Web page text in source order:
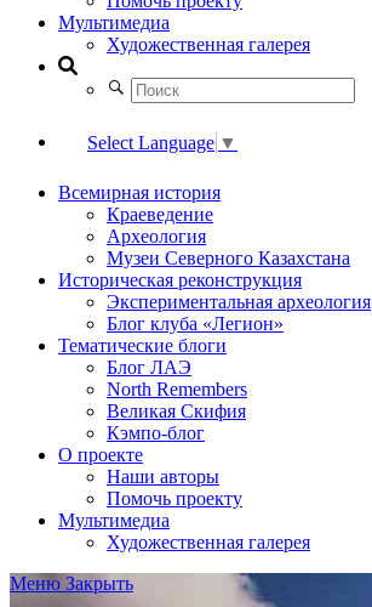
Мультимедиа
Художественная галерея
Select Language ▼
Всемирная история
Краеведение
Археология
Музеи Северного Казахстана
Историческая реконструкция
Экспериментальная археология
Блог клуба «Легион»
Тематические блоги
Блог ЛАЭ
North Remembers
Великая Скифия
Кэмпо-блог
О проекте
Наши авторы
Помочь проекту
Мультимедиа
Художественная галерея
Меню Закрыть